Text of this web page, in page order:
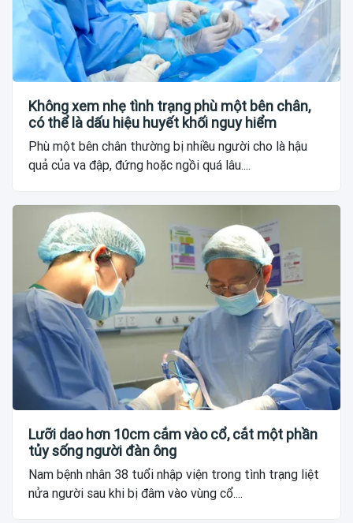
Không xem nhẹ tình trạng phù một bên chân,
có thể là dấu hiệu huyết khối nguy hiểm
Phù một bên chân thường bị nhiều người cho là hậu
quả của va đập, đứng hoặc ngồi quá lâu....
Lưỡi dao hơn 10cm cắm vào cổ, cắt một phần
tủy sống người đàn ông
Nam bệnh nhân 38 tuổi nhập viện trong tình trạng liệt
nửa người sau khi bị đâm vào vùng cổ....